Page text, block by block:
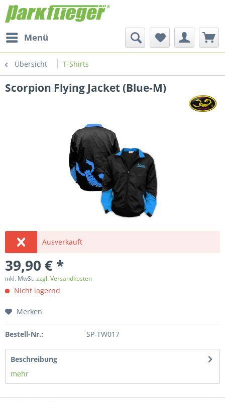
Menü
Übersicht T-Shirts
Scorpion Flying Jacket (Blue-M)
Ausverkauft
39,90 € *
inkl. MwSt.zzgl. Versandkosten
Nicht lagernd
Merken
Bestell-Nr.: SP-TW017
Beschreibung
mehr